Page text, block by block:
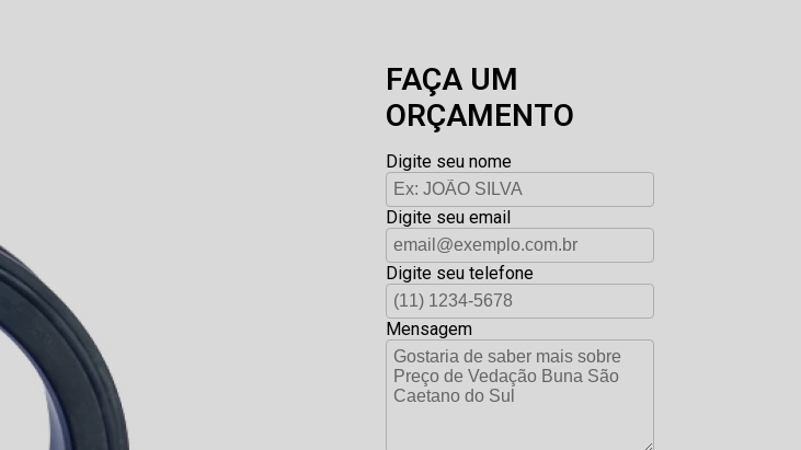
FAÇA UM
ORÇAMENTO
Digite seu nome
Digite seu email
Digite seu telefone
Mensagem